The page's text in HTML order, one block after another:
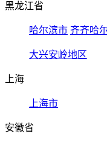
黑龙江省
哈尔滨市 齐齐哈
大兴安岭地区
上海
上海市
安徽省